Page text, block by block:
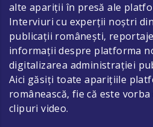
alte apariții în presă ale
Interviuri cu experții noștri
publicații românești,
informații despre platforma
digitalizarea administrației
Aici găsiți toate aparițiile
românească, fie că este
clipuri video.